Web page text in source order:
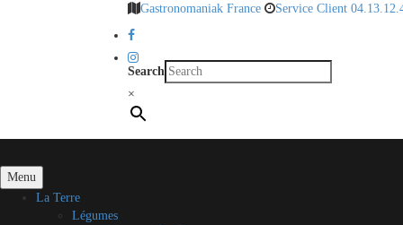
Gastronomaniak France Service Client
Search
×
Menu
La Terre
Légumes